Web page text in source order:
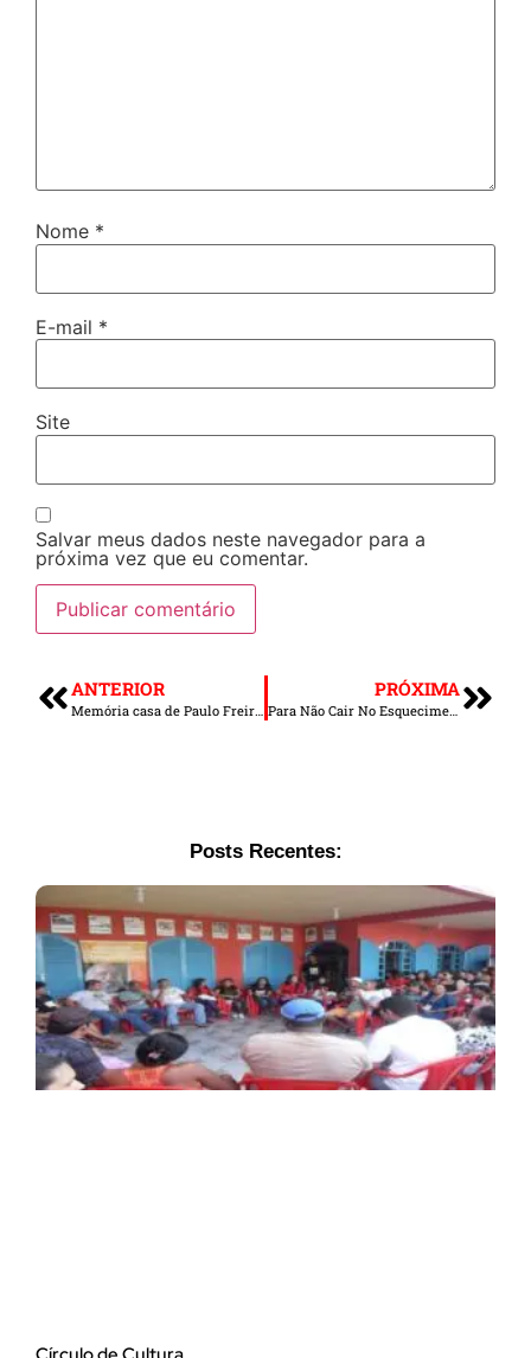
Nome *
E-mail *
Site
Salvar meus dados neste navegador para a
próxima vez que eu comentar.
ANTERIOR
Memória casa de Paulo Freire – estágio de estudantes de humanas
PRÓXIMA
Para Não Cair No Esquecimento
Posts Recentes: